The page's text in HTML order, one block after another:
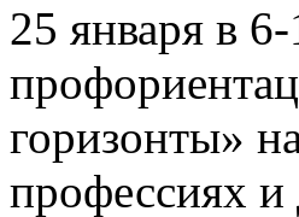
25 января в
горизонты»
профессиях